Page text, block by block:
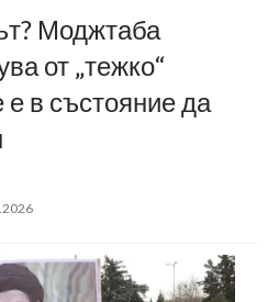
Моджтаба
от „тежко“
в състояние да